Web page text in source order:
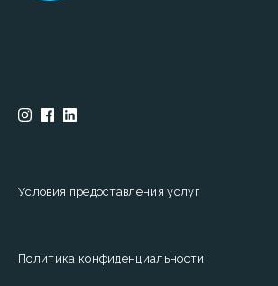
Условия предоставления услуг
Политика конфиденциальности